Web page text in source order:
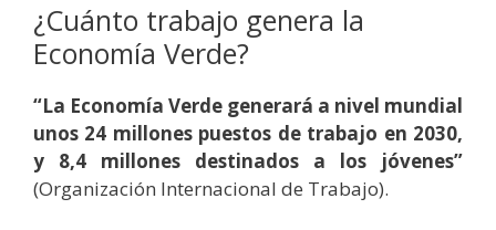
¿Cuánto trabajo genera la
Economía Verde?
“La Economía Verde generará a nivel mundial
unos 24 millones puestos de trabajo en 2030,
y 8,4 millones destinados a los jóvenes”
(Organización Internacional de Trabajo).